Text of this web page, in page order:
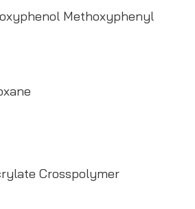
Methoxyphenyl
Crosspolymer